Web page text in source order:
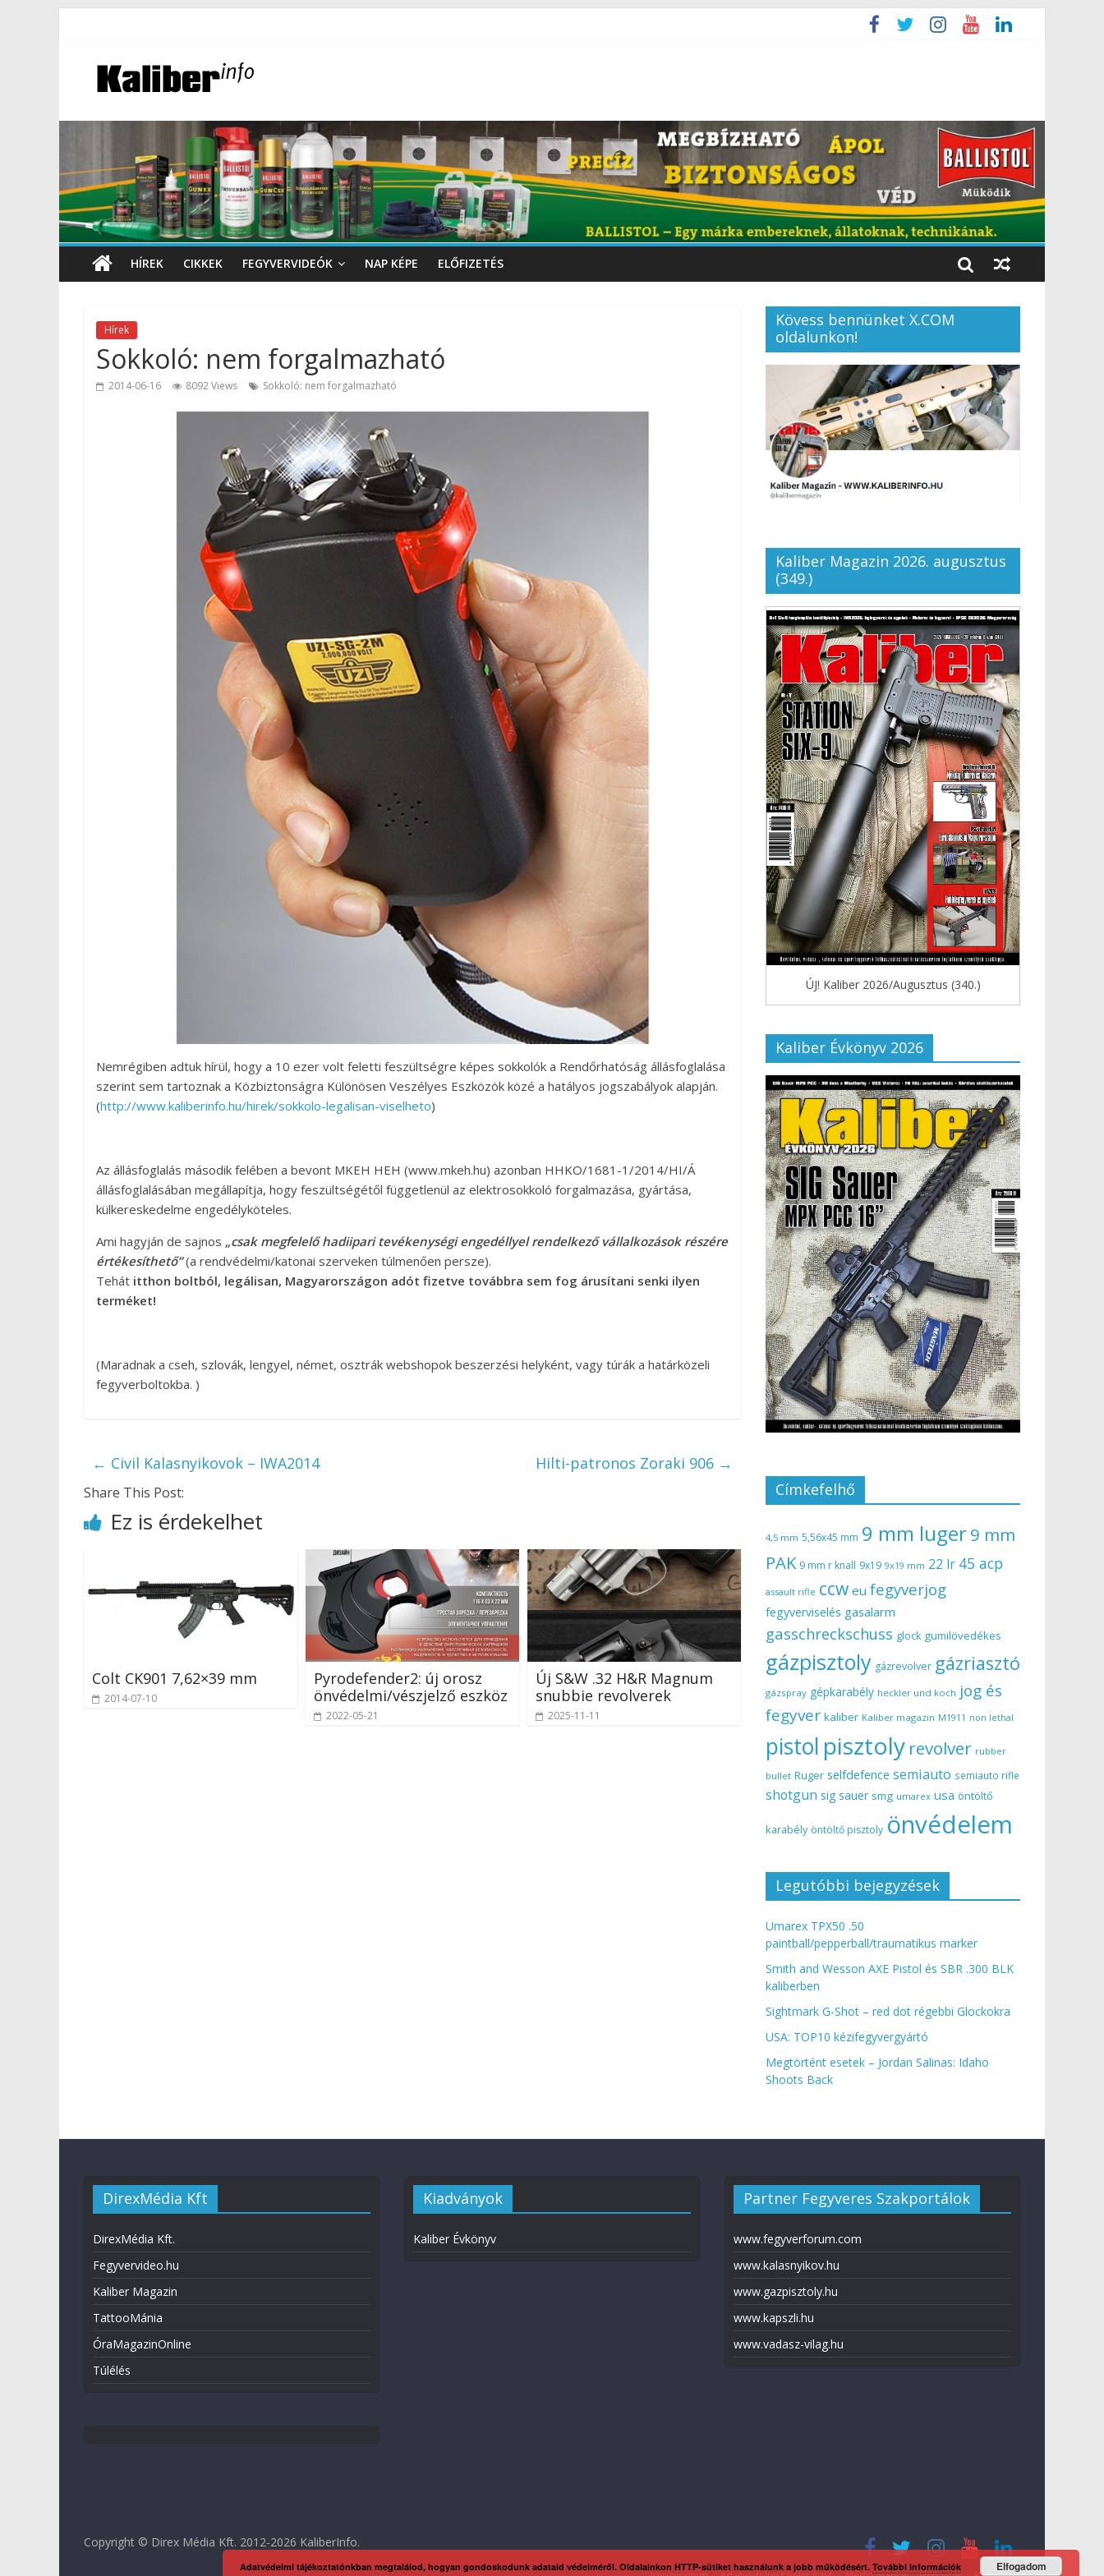
HÍREK CIKKEK FEGYVERVIDEÓK NAP KÉPE ELŐFIZETÉS
Hírek
Sokkoló: nem forgalmazható
2014-06-16 8092 Views Sokkoló: nem forgalmazható
Nemrégiben adtuk hírül, hogy a 10 ezer volt feletti feszültségre képes sokkolók a Rendőrhatóság állásfoglalása
szerint sem tartoznak a Közbiztonságra Különösen Veszélyes Eszközök közé a hatályos jogszabályok alapján.
(http://www.kaliberinfo.hu/hirek/sokkolo-legalisan-viselheto)
Az állásfoglalás második felében a bevont MKEH HEH (www.mkeh.hu) azonban HHKO/1681-1/2014/HI/Á
állásfoglalásában megállapítja, hogy feszültségétől függetlenül az elektrosokkoló forgalmazása, gyártása,
külkereskedelme engedélyköteles.
Ami hagyján de sajnos „csak megfelelő hadiipari tevékenységi engedéllyel rendelkező vállalkozások részére
értékesíthető”(a rendvédelmi/katonai szerveken túlmenően persze).
Tehát itthon boltból, legálisan, Magyarországon adót fizetve továbbra sem fog árusítani senki ilyen
terméket!
(Maradnak a cseh, szlovák, lengyel, német, osztrák webshopok beszerzési helyként, vagy túrák a határközeli
fegyverboltokba. )
← Civil Kalasnyikovok – IWA2014 Hilti-patronos Zoraki 906 →
Share This Post:
Ez is érdekelhet
Colt CK901 7,62×39 mm
2014-07-10
Pyrodefender2: új orosz
önvédelmi/vészjelző eszköz
2022-05-21
Új S&W .32 H&R Magnum
snubbie revolverek
2025-11-11
Kövess bennünket X.COM
oldalunkon!
Kaliber Magazin 2026. augusztus
(349.)
ÚJ! Kaliber 2026/Augusztus (340.)
Kaliber Évkönyv 2026
Címkefelhő
4,5 mm 5,56x45 mm 9 mm luger9 mm
PAK 9 mm r knall 9x19 9x19 mm 22 lr 45 acp
assault rifle ccw eu fegyverjog
fegyverviselés gasalarm
gasschreckschuss glock gumilövedékes
gázpisztoly gázrevolver gázriasztó
gázspray gépkarabély heckler und koch jog és
fegyver kaliber Kaliber magazin M1911 non lethal
pistol pisztoly revolver rubber
bullet Ruger selfdefence semiauto semiauto rifle
shotgun sig sauer smg umarex usa öntöltő
karabély öntöltő pisztoly önvédelem
Legutóbbi bejegyzések
Umarex TPX50 .50
paintball/pepperball/traumatikus marker
Smith and Wesson AXE Pistol és SBR .300 BLK
kaliberben
Sightmark G-Shot – red dot régebbi Glockokra
USA: TOP10 kézifegyvergyártó
Megtörtént esetek – Jordan Salinas: Idaho
Shoots Back
DirexMédia Kft
DirexMédia Kft.
Fegyvervideo.hu
Kaliber Magazin
TattooMánia
ÓraMagazinOnline
Túlélés
Kiadványok
Kaliber Évkönyv
Partner Fegyveres Szakportálok
www.fegyverforum.com
www.kalasnyikov.hu
www.gazpisztoly.hu
www.kapszli.hu
www.vadasz-vilag.hu
Copyright © Direx Média Kft. 2012-2026 KaliberInfo.
Adatvédelmi tájékoztatónkban megtalálod, hogyan gondoskodunk adataid védelméről. Oldalainkon HTTP-sütiket használunk a jobb működésért. További információk Elfogadom